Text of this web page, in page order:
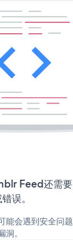
Feed还需
误。
能会遇到安全问
。